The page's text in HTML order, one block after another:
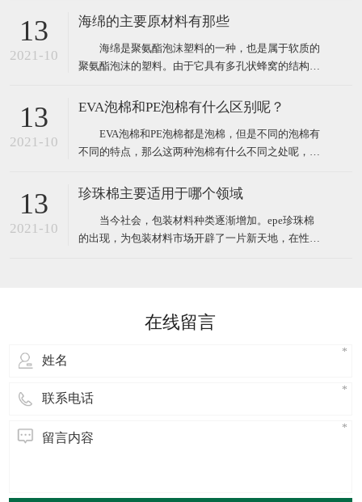
肯定会遇到很多这样或那样的问题。那么我们经常遇
程中容易出现斜边（圆刀模切斜边更大）； 2、
这些
13
2021-10
海绵的主要原材料有那些
海绵是聚氨酯泡沫塑料的一种，也是属于软质的
聚氨酯泡沫的塑料。由于它具有多孔状蜂窝的结构，
的特点，正是由于这些特点，让其能够被广泛的用于
主要原材料： 1、有机异氰酸酯：最常用的是甲
笨二异氰酸酯
13
2021-10
EVA泡棉和PE泡棉有什么区别呢？
EVA泡棉和PE泡棉都是泡棉，但是不同的泡棉有
不同的特点，那么这两种泡棉有什么不同之处呢，下
塑料包装材料，EVA橡塑制品经过设计加工成形，其
材料，相对于传统防震包装，EVA泡棉可以切割、成
型;还
13
2021-10
珍珠棉主要适用于哪个领域
当今社会，包装材料种类逐渐增加。epe珍珠棉
的出现，为包装材料市场开辟了一片新天地，在性能
在线留言